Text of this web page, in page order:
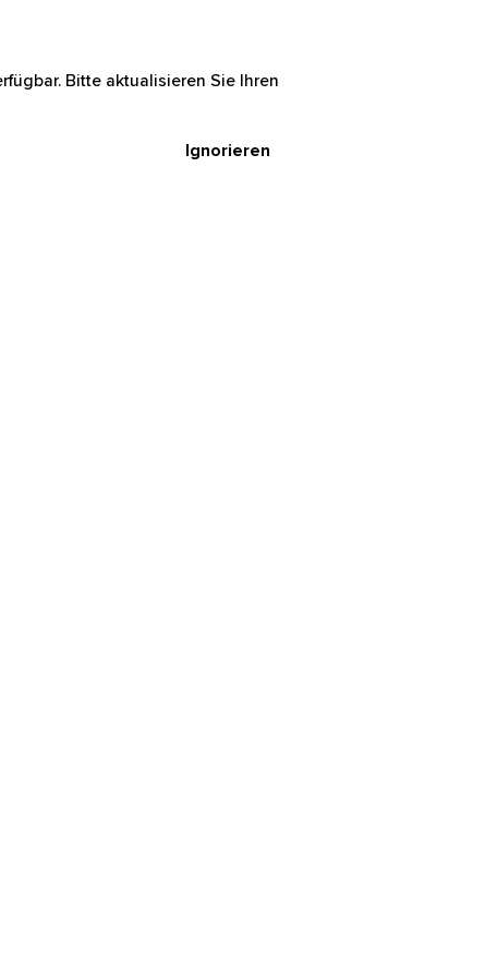
Bitte aktualisieren Sie Ihren
Ignorieren